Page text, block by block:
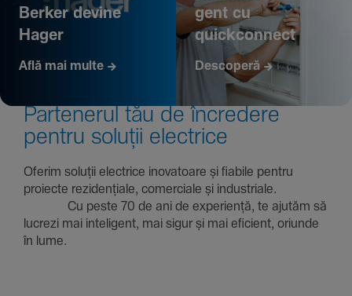
Berker devine
Hager
Află mai multe
gent cu
quickconnect
Descoperă
Parte­nerul tău de încre­dere
pentru soluții electrice
Oferim soluții electrice inova­toare și fiabile pentru
proiecte rezi­den­țiale, comer­ciale și indus­triale.
Cu peste 70 de ani de expe­riență, te ajutăm să
lucrezi mai inte­li­gent, mai sigur și mai eficient, oriunde
în lume.